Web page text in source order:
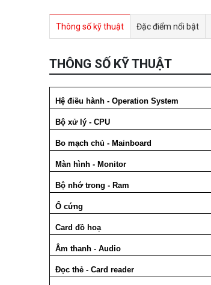
Thông số kỹ thuật Đặc điểm nổi bật
THÔNG SỐ KỸ THUẬT
Hệ điều hành - Operation System
Bộ xử lý - CPU
Bo mạch chủ - Mainboard
Màn hình - Monitor
Bộ nhớ trong - Ram
Ổ cứng
Card đồ hoạ
Âm thanh - Audio
Đọc thẻ - Card reader